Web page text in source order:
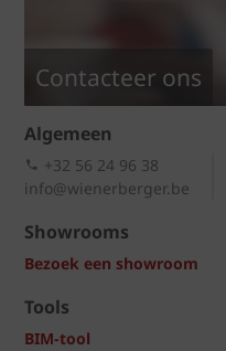
Contacteer ons
Algemeen
+32 56 24 96 38
info@wienerberger.be
Showrooms
Bezoek een showroom
Tools
BIM-tool